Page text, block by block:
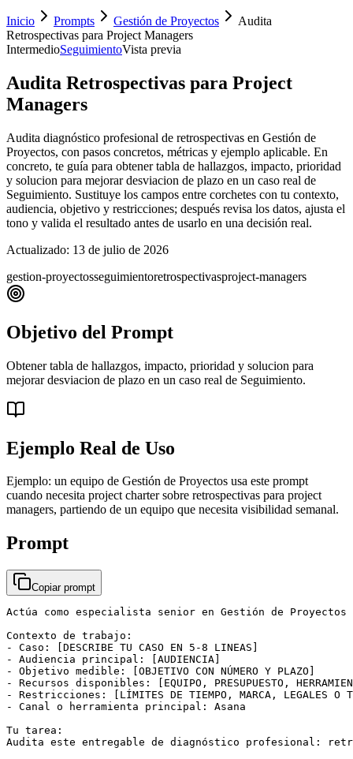
Inicio Prompts Gestión de Proyectos
Audita
Retrospectivas para Project Managers
IntermedioSeguimientoVista previa
Audita Retrospectivas para Project
Managers
Audita diagnóstico profesional de retrospectivas en Gestión de
Proyectos, con pasos concretos, métricas y ejemplo aplicable. En
concreto, te guía para obtener tabla de hallazgos, impacto, prioridad
y solucion para mejorar desviacion de plazo en un caso real de
Seguimiento. Sustituye los campos entre corchetes con tu contexto,
audiencia, objetivo y restricciones; después revisa los datos, ajusta el
tono y valida el resultado antes de usarlo en una decisión real.
Actualizado: 13 de julio de 2026
gestion-proyectosseguimientoretrospectivasproject-managers
Objetivo del Prompt
Obtener tabla de hallazgos, impacto, prioridad y solucion para
mejorar desviacion de plazo en un caso real de Seguimiento.
Ejemplo Real de Uso
Ejemplo: un equipo de Gestión de Proyectos usa este prompt
cuando necesita project charter sobre retrospectivas para project
managers, partiendo de un equipo que necesita visibilidad semanal.
Prompt
Copiar prompt
Actúa como especialista senior en Gestión de
Contexto de trabajo:
- Caso: [DESCRIBE TU CASO EN 5-8 LINEAS]
- Audiencia principal: [AUDIENCIA]
- Objetivo medible: [OBJETIVO CON NÚMERO Y PLAZO]
- Recursos disponibles: [EQUIPO, PRESUPUESTO,
- Restricciones: [LÍMITES DE TIEMPO, MARCA, LEGALES O
- Canal o herramienta principal: Asana
Tu tarea:
Audita este entregable de diagnóstico profesional: